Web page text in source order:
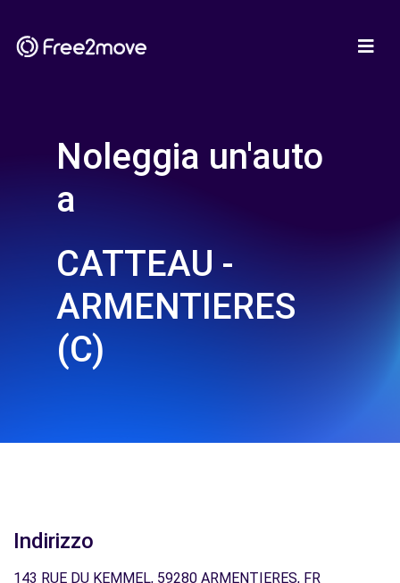
Noleggia un'auto
a
CATTEAU -
ARMENTIERES
(C)
Indirizzo
143 RUE DU KEMMEL, 59280 ARMENTIERES, FR